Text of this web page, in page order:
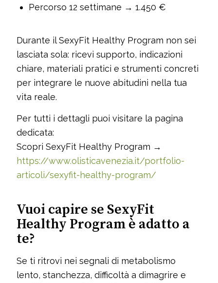
Percorso 12 settimane → 1.450 €
Durante il SexyFit Healthy Program non sei
lasciata sola: ricevi supporto, indicazioni
chiare, materiali pratici e strumenti concreti
per integrare le nuove abitudini nella tua
vita reale.
Per tutti i dettagli puoi visitare la pagina
dedicata:
Scopri SexyFit Healthy Program →
https://www.olisticavenezia.it/portfolio-
articoli/sexyfit-healthy-program/
Vuoi capire se SexyFit
Healthy Program è adatto a
te?
Se ti ritrovi nei segnali di metabolismo
lento, stanchezza, difficoltà a dimagrire e